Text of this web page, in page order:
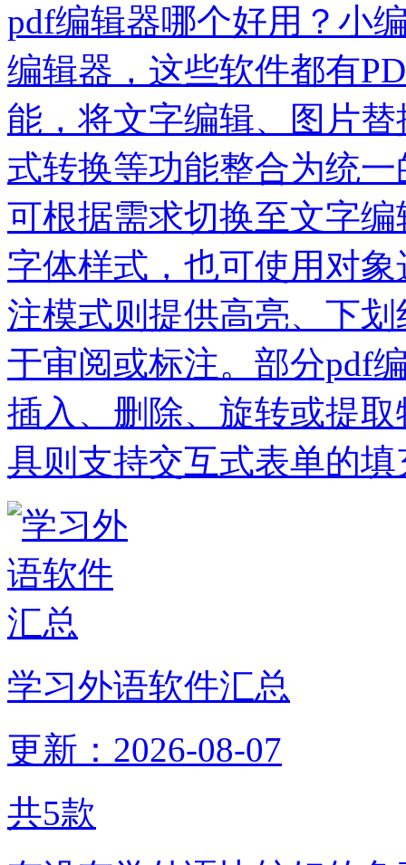
pdf编辑器哪个好用？小
编辑器，这些软件都有
能，将文字编辑、图片
式转换等功能整合为统
可根据需求切换至文字
字体样式，也可使用对
注模式则提供高亮、下
于审阅或标注。部分pdf
插入、删除、旋转或提
具则支持交互式表单的
学习外语软件汇总
更新：2026-08-07
共5款